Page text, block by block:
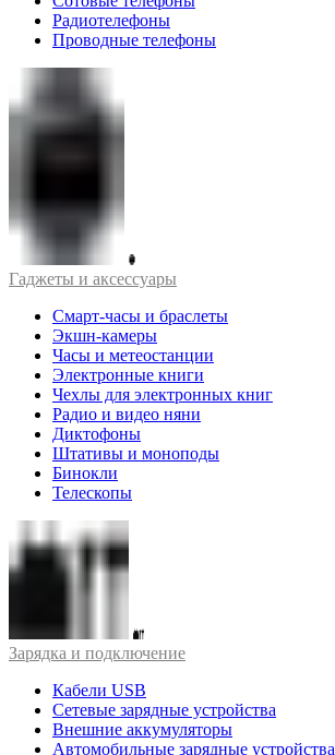
Радиотелефоны
Проводные телефоны
Гаджеты и аксессуары
Смарт-часы и браслеты
Экшн-камеры
Часы и метеостанции
Электронные книги
Чехлы для электронных книг
Радио и видео няни
Диктофоны
Штативы и моноподы
Бинокли
Телескопы
Зарядка и подключение
Кабели USB
Сетевые зарядные устройства
Внешние аккумуляторы
Автомобильные зарядные устройства